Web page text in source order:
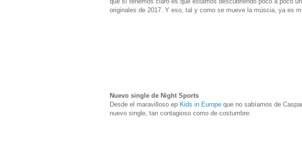
originales de 2017. Y eso, tal y como se mueve la múscia, ya es
Nuevo single de Night Sports
Desde el maravilloso ep Kids in Europe que no sabíamos de
nuevo single, tan contagioso como de costumbre: